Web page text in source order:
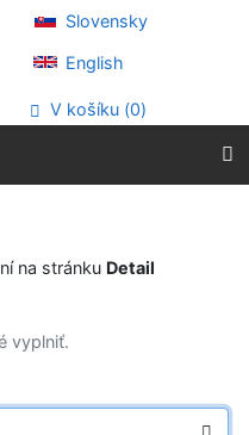
Slovensky
English
V košíku (0)
na stránku Detail
vyplniť.